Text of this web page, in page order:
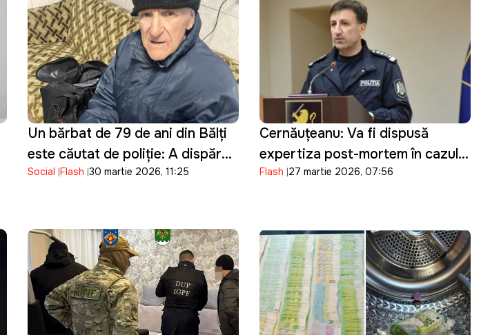
Un bărbat de 79 de ani din Bălți
este căutat de poliție: A dispărut
de peste o săptămână
Social Flash 30 martie 2026, 11:25
Cernăuțeanu: Va fi dispusă
expertiza post-mortem în cazul
Ludmila Vartic
Flash 27 martie 2026, 07:56